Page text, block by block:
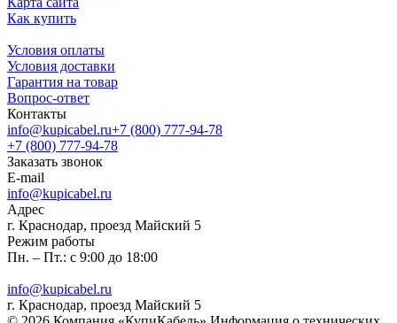
Как купить
Условия оплаты
Условия доставки
Гарантия на товар
Вопрос-ответ
Контакты
info@kupicabel.ru+7 (800) 777-94-78
+7 (800) 777-94-78
Заказать звонок
E-mail
info@kupicabel.ru
Адрес
г. Краснодар, проезд Майский 5
Режим работы
Пн. – Пт.: с 9:00 до 18:00
info@kupicabel.ru
г. Краснодар, проезд Майский 5